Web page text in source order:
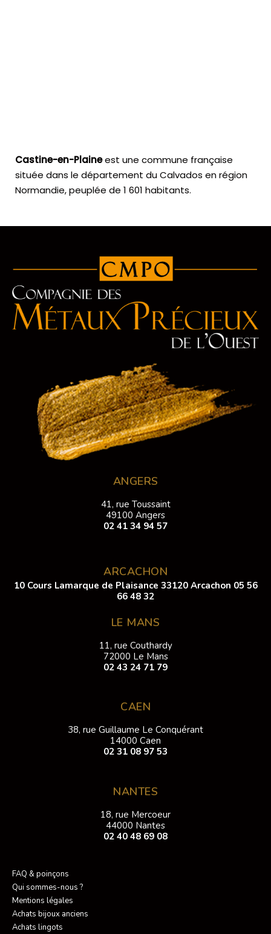
Castine-en-Plaineest une commune française
située dans le département du Calvados en région
Normandie, peuplée de 1 601 habitants.
ANGERS
41, rue Toussaint
49100 Angers
02 41 34 94 57
ARCACHON
10 Cours Lamarque de Plaisance 33120 Arcachon 05 56
66 48 32
LE MANS
11, rue Couthardy
72000 Le Mans
02 43 24 71 79
CAEN
38, rue Guillaume Le Conquérant
14000 Caen
02 31 08 97 53
NANTES
18, rue Mercoeur
44000 Nantes
02 40 48 69 08
FAQ & poinçons
Qui sommes-nous ?
Mentions légales
Achats bijoux anciens
Achats lingots